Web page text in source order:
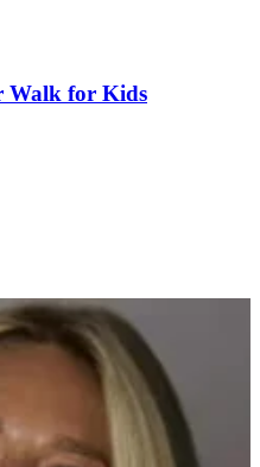
Walk for Kids